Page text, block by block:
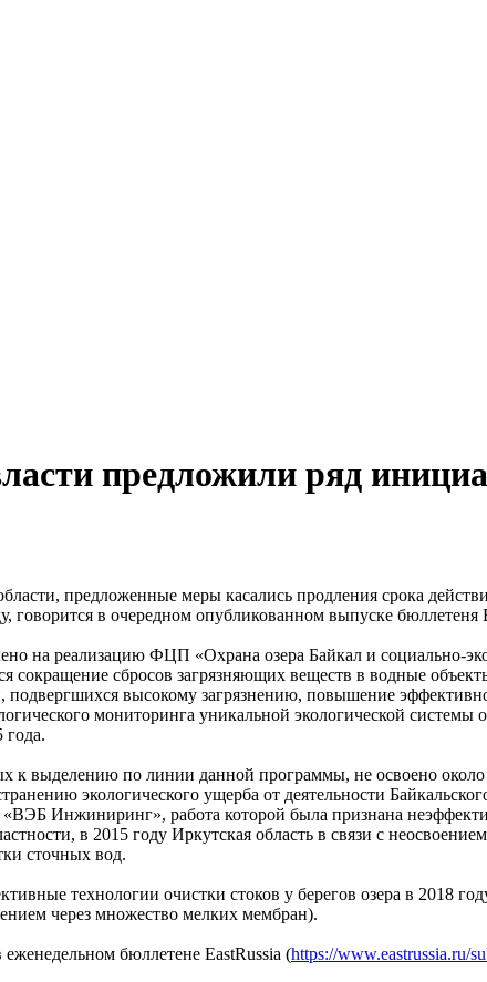
предложили ряд
предложенные меры касались продления срока
говорится в очередном опубликованном выпуске бюллетеня
на реализацию ФЦП «Охрана озера Байкал и социально-
сокращение сбросов загрязняющих веществ в водные
подвергшихся высокому загрязнению, повышение
мониторинга уникальной экологической системы
к выделению по линии данной программы, не освоено
экологического ущерба от деятельности
«ВЭБ Инжиниринг», работа которой была признана
в 2015 году Иркутская область в связи с
сточных вод.
технологии очистки стоков у берегов озера в 2018
через множество мелких мембран).
бюллетене EastRussia (https://www.eastrussia.ru/